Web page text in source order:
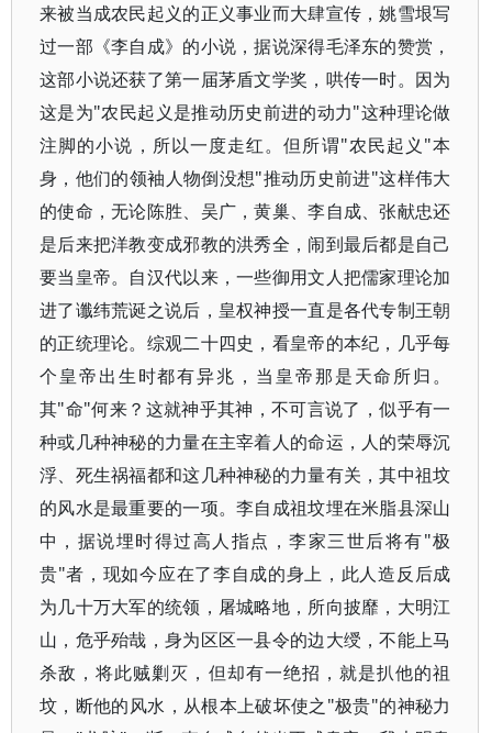
来被当成农民起义的正义事业而大肆宣传，姚雪垠写
过一部《李自成》的小说，据说深得毛泽东的赞赏，
这部小说还获了第一届茅盾文学奖，哄传一时。因为
这是为"农民起义是推动历史前进的动力"这种理论做
注脚的小说，所以一度走红。但所谓"农民起义"本
身，他们的领袖人物倒没想"推动历史前进"这样伟大
的使命，无论陈胜、吴广，黄巢、李自成、张献忠还
是后来把洋教变成邪教的洪秀全，闹到最后都是自己
要当皇帝。自汉代以来，一些御用文人把儒家理论加
进了谶纬荒诞之说后，皇权神授一直是各代专制王朝
的正统理论。综观二十四史，看皇帝的本纪，几乎每
个皇帝出生时都有异兆，当皇帝那是天命所归。
其"命"何来？这就神乎其神，不可言说了，似乎有一
种或几种神秘的力量在主宰着人的命运，人的荣辱沉
浮、死生祸福都和这几种神秘的力量有关，其中祖坟
的风水是最重要的一项。李自成祖坟埋在米脂县深山
中，据说埋时得过高人指点，李家三世后将有"极
贵"者，现如今应在了李自成的身上，此人造反后成
为几十万大军的统领，屠城略地，所向披靡，大明江
山，危乎殆哉，身为区区一县令的边大绶，不能上马
杀敌，将此贼剿灭，但却有一绝招，就是扒他的祖
坟，断他的风水，从根本上破坏使之"极贵"的神秘力